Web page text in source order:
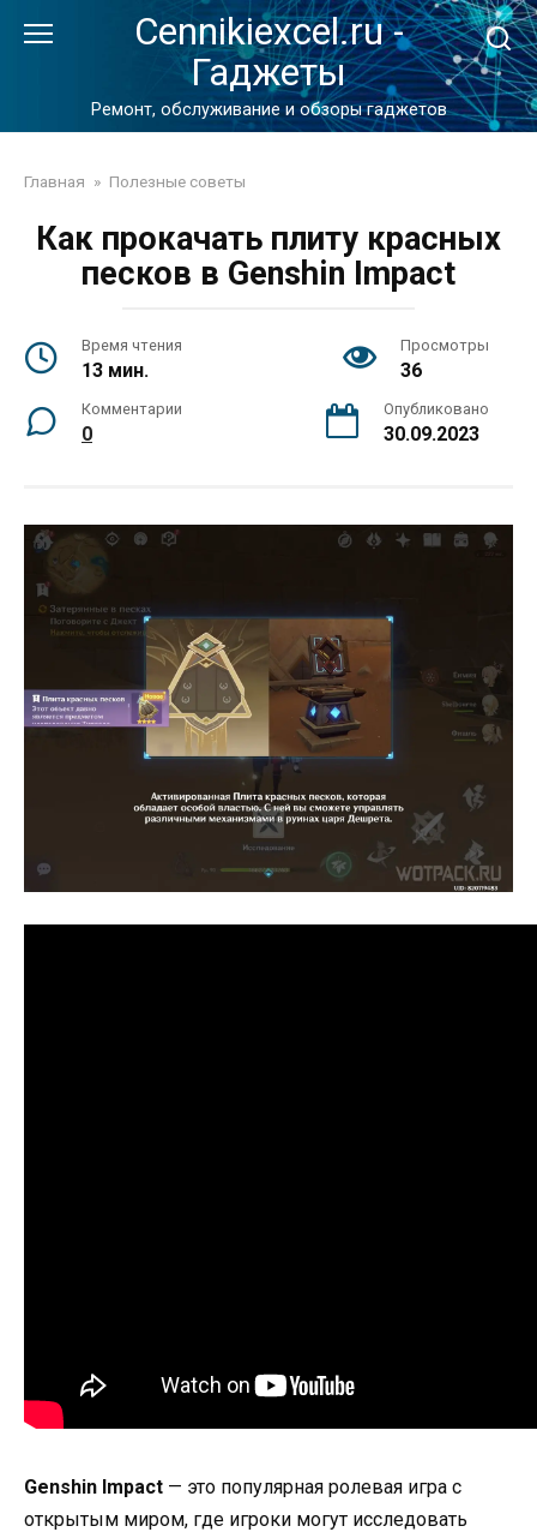
Cennikiexcel.ru -
Гаджеты
Ремонт, обслуживание и обзоры гаджетов
Главная » Полезные советы
Как прокачать плиту красных
песков в Genshin Impact
Время чтения
13 мин.
Просмотры
36
Комментарии
0
Опубликовано
30.09.2023
Genshin Impact — это популярная ролевая игра с
открытым миром, где игроки могут исследовать